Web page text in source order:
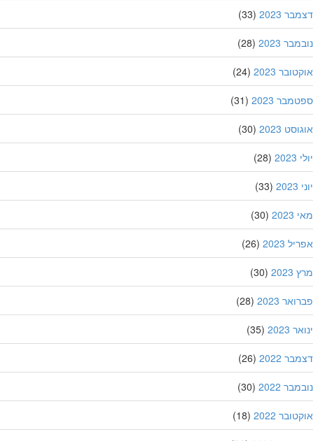
2023
(33)
2023
(28)
2023
(24)
2023
(31)
2023
(30)
(28)
(33)
(30)
2023
(26)
(30)
2023
(28)
2023
(35)
2022
(26)
2022
(30)
2022
(18)